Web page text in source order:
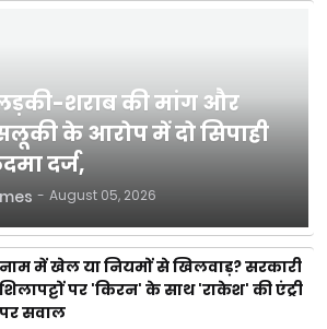
लड़की-शराब की मांग और
के आरोप में दो सिपाही
दर्ज,
- August 05, 2026
नाम में खेल या नियमों से खिलवाड़? सरकारी
शिलापट्टों पर 'किरन' के साथ 'राकेश' की एंट्री
पर सवाल